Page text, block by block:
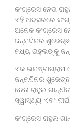
କଂଗ୍ରେସ ନେତା
ଏହି ଅବସରରେ
ଅନେକ କଂଗ୍ରେସ
ଜନ୍ମଦିନର
ମଧ୍ୟ ରାହୁଲଙ୍କୁ
ଏକ ଇନଷ୍ଟାଗ୍ରାମ
ଜନ୍ମଦିନର
ନେତା ରାହୁଲ
ସ୍ୱାସ୍ଥ୍ୟ ଏବଂ
କଂଗ୍ରେସ ରାହୁଲ